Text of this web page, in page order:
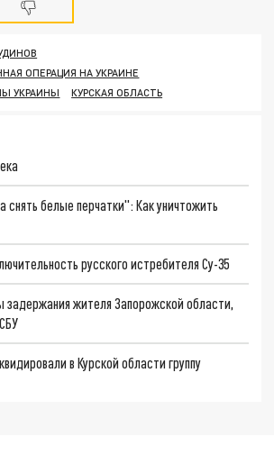
ОПЕРАЦИЯ НА УКРАИНЕ
УКРАИНЫ
КУРСКАЯ ОБЛАСТЬ
снять белые перчатки": Как уничтожить
русского истребителя Су-35
задержания жителя Запорожской области,
в Курской области группу